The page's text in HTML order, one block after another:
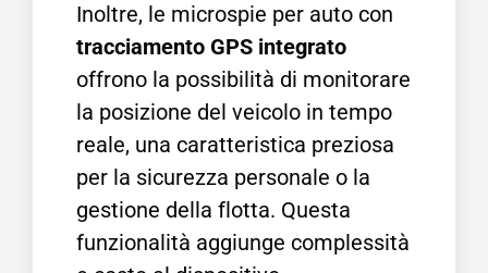
Inoltre, le microspie per auto con
tracciamento GPS integrato
offrono la possibilità di monitorare
la posizione del veicolo in tempo
reale, una caratteristica preziosa
per la sicurezza personale o la
gestione della flotta. Questa
funzionalità aggiunge complessità